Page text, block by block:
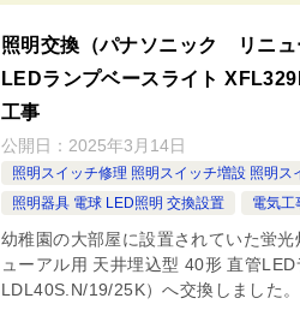
照明交換（パナソニック リニ
LEDランプベースライト
工事
公開日： 2025年3月14日
照明スイッチ修理 照明スイッチ増設 照明ス
照明器具 電球 LED照明 交換設置
電気工
幼稚園の大部屋に設置されていた蛍
ューアル用 天井埋込型 40形 直管
LDL40S.N/19/25K）へ交換しました